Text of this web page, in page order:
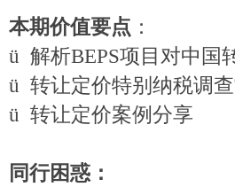
本期价值要点 ：
ü 解析BEPS项目对中国
ü 转让定价特别纳税调
ü 转让定价案例分享
同行困惑：